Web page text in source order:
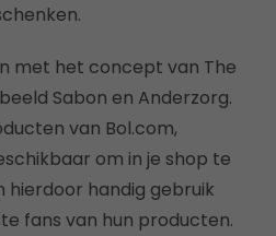
met het concept van The
Sabon en Anderzorg.
van Bol.com,
om in je shop te
hierdoor handig gebruik
fans van hun producten.